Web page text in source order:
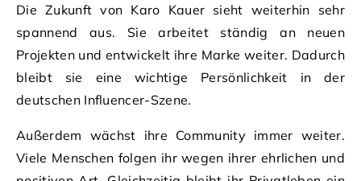
Die Zukunft von Karo Kauer sieht weiterhin sehr
spannend aus. Sie arbeitet ständig an neuen
Projekten und entwickelt ihre Marke weiter. Dadurch
bleibt sie eine wichtige Persönlichkeit in der
deutschen Influencer-Szene.
Außerdem wächst ihre Community immer weiter.
Viele Menschen folgen ihr wegen ihrer ehrlichen und